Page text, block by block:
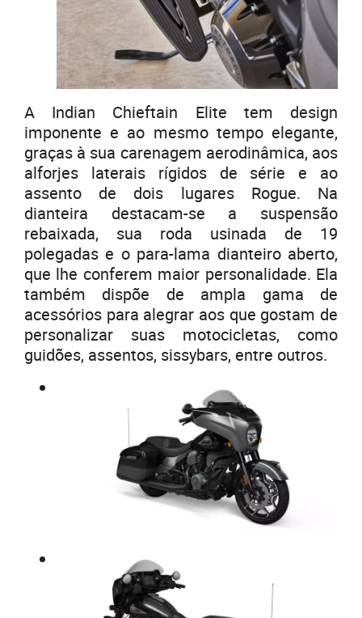
A Indian Chieftain Elite tem design
imponente e ao mesmo tempo elegante,
graças à sua carenagem aerodinâmica, aos
alforjes laterais rígidos de série e ao
assento de dois lugares Rogue. Na
dianteira destacam-se a suspensão
rebaixada, sua roda usinada de 19
polegadas e o para-lama dianteiro aberto,
que lhe conferem maior personalidade. Ela
também dispõe de ampla gama de
acessórios para alegrar aos que gostam de
personalizar suas motocicletas, como
guidões, assentos, sissybars, entre outros.